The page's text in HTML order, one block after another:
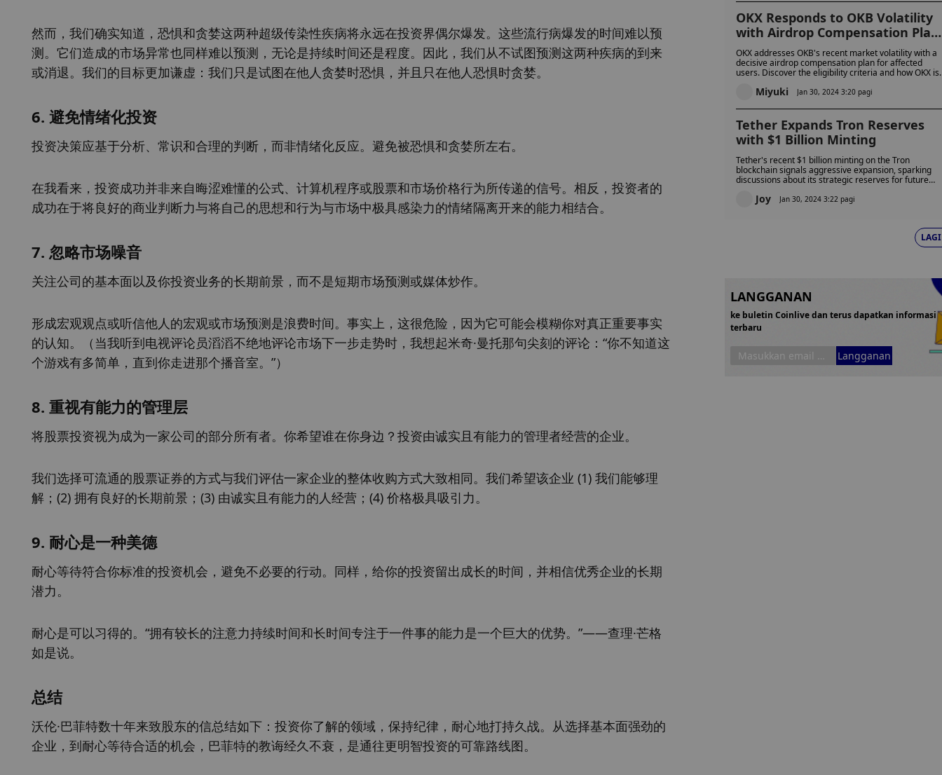
然而，我们确实知道，恐惧和贪婪这两种超级传染性疾病将永远在投资界偶尔爆发。这些流行病爆发的时间难以预
测。它们造成的市场异常也同样难以预测，无论是持续时间还是程度。因此，我们从不试图预测这两种疾病的到来
或消退。我们的目标更加谦虚：我们只是试图在他人贪婪时恐惧，并且只在他人恐惧时贪婪。
6. 避免情绪化投资
投资决策应基于分析、常识和合理的判断，而非情绪化反应。避免被恐惧和贪婪所左右。
在我看来，投资成功并非来自晦涩难懂的公式、计算机程序或股票和市场价格行为所传递的信号。相反，投资者的
成功在于将良好的商业判断力与将自己的思想和行为与市场中极具感染力的情绪隔离开来的能力相结合。
7. 忽略市场噪音
关注公司的基本面以及你投资业务的长期前景，而不是短期市场预测或媒体炒作。
形成宏观观点或听信他人的宏观或市场预测是浪费时间。事实上，这很危险，因为它可能会模糊你对真正重要事实
的认知。（当我听到电视评论员滔滔不绝地评论市场下一步走势时，我想起米奇·曼托那句尖刻的评论：“你不知道这
个游戏有多简单，直到你走进那个播音室。”）
8. 重视有能力的管理层
将股票投资视为成为一家公司的部分所有者。你希望谁在你身边？投资由诚实且有能力的管理者经营的企业。
我们选择可流通的股票证券的方式与我们评估一家企业的整体收购方式大致相同。我们希望该企业 (1) 我们能够理
解；(2) 拥有良好的长期前景；(3) 由诚实且有能力的人经营；(4) 价格极具吸引力。
9. 耐心是一种美德
耐心等待符合你标准的投资机会，避免不必要的行动。同样，给你的投资留出成长的时间，并相信优秀企业的长期
潜力。
耐心是可以习得的。“拥有较长的注意力持续时间和长时间专注于一件事的能力是一个巨大的优势。”——查理·芒格
如是说。
总结
沃伦·巴菲特数十年来致股东的信总结如下：投资你了解的领域，保持纪律，耐心地打持久战。从选择基本面强劲的
企业，到耐心等待合适的机会，巴菲特的教诲经久不衰，是通往更明智投资的可靠路线图。
OKX Responds to OKB Volatility
with Airdrop Compensation Plan
for Affected Users
OKX addresses OKB's recent market volatility with a
decisive airdrop compensation plan for affected
users. Discover the eligibility criteria and how OKX is
management adjustments and support measures.
Miyuki Jan 30, 2024 3:20 pagi
Tether Expands Tron Reserves
with $1 Billion Minting
Tether's recent $1 billion minting on the Tron
blockchain signals aggressive expansion, sparking
discussions about its strategic reserves for future
potential challenges from traditional financial
Joy Jan 30, 2024 3:22 pagi
LAGI
LANGGANAN
ke buletin Coinlive dan terus dapatkan informasi
terbaru
Langganan